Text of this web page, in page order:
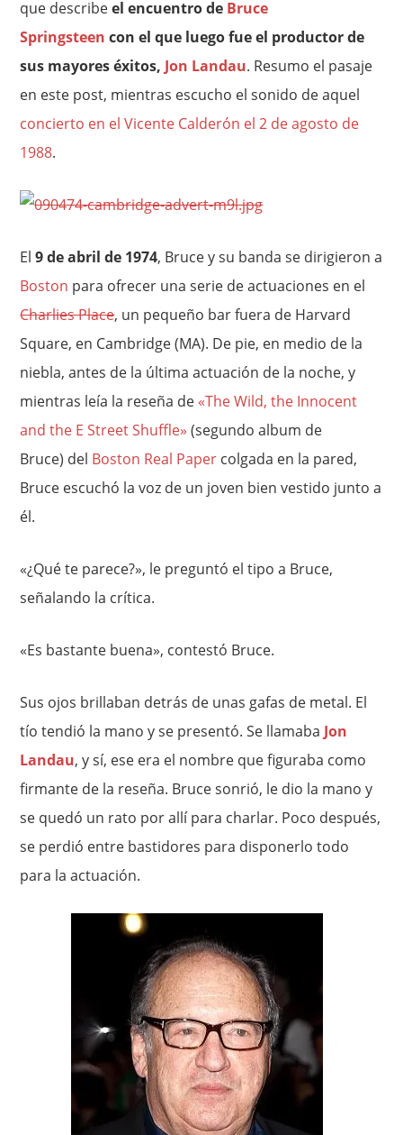
que describeel encuentro de Bruce
Springsteen con el que luego fue el productor de
sus mayores éxitos, Jon Landau. Resumo el pasaje
en este post, mientras escucho el sonido de aquel
concierto en el Vicente Calderón el 2 de agosto de
1988.
El9 de abril de 1974, Bruce y su banda se dirigieron a
Boston para ofrecer una serie de actuaciones en el
Charlies Place, un pequeño bar fuera de Harvard
Square, en Cambridge (MA). De pie, en medio de la
niebla, antes de la última actuación de la noche, y
mientras leía la reseña de «The Wild, the Innocent
and the E Street Shuffle»(segundo album de
Bruce) del Boston Real Paper colgada en la pared,
Bruce escuchó la voz de un joven bien vestido junto a
él.
«¿Qué te parece?», le preguntó el tipo a Bruce,
señalando la crítica.
«Es bastante buena», contestó Bruce.
Sus ojos brillaban detrás de unas gafas de metal. El
tío tendió la mano y se presentó. Se llamaba Jon
Landau, y sí, ese era el nombre que figuraba como
firmante de la reseña. Bruce sonrió, le dio la mano y
se quedó un rato por allí para charlar. Poco después,
se perdió entre bastidores para disponerlo todo
para la actuación.